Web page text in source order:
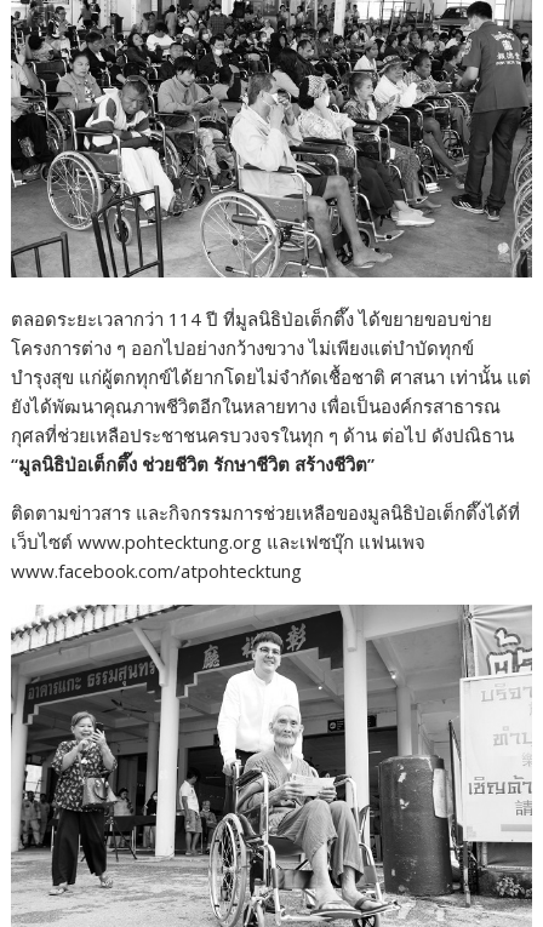
ตลอดระยะเวลากว่า 114 ปี ที่มูลนิธิป่อเต็กตึ๊ง ได้ขยายขอบข่าย
โครงการต่าง ๆ ออกไปอย่างกว้างขวาง ไม่เพียงแต่บำบัดทุกข์
บำรุงสุข แก่ผู้ตกทุกข์ได้ยากโดยไม่จำกัดเชื้อชาติ ศาสนา เท่านั้น แต่
ยังได้พัฒนาคุณภาพชีวิตอีกในหลายทาง เพื่อเป็นองค์กรสาธารณ
กุศลที่ช่วยเหลือประชาชนครบวงจรในทุก ๆ ด้าน ต่อไป ดังปณิธาน
“มูลนิธิป่อเต็กตึ๊ง ช่วยชีวิต รักษาชีวิต สร้างชีวิต”
ติดตามข่าวสาร และกิจกรรมการช่วยเหลือของมูลนิธิป่อเต็กตึ๊งได้ที่
เว็บไซต์ www.pohtecktung.org และเฟซบุ๊ก แฟนเพจ
www.facebook.com/atpohtecktung